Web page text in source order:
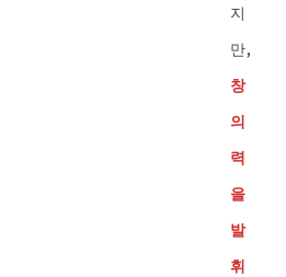
지
만,
창
의
력
을
발
휘